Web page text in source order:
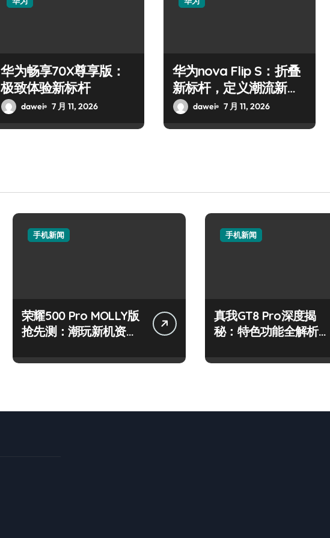
华为畅享70X尊享版：
极致体验新标杆
dawei 7 月 11, 2026
华为nova Flip S：折叠
新标杆，定义潮流新篇
章
dawei 7 月 11, 2026
手机新闻
荣耀500 Pro MOLLY版
抢先测：潮玩新机资讯
手机新闻
真我GT8 Pro深度揭
秘：特色功能全解析，